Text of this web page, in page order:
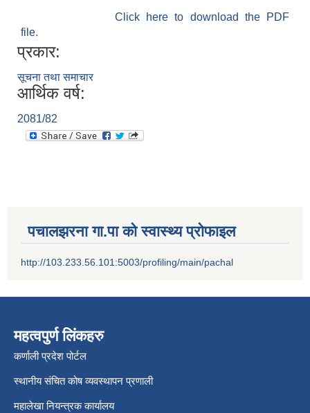
Click here to download the PDF
file.
प्रकार:
सूचना तथा समाचार
आर्थिक वर्ष:
2081/82
पचालझरना गा.पा को स्वास्थ्य प्रोफाइल
http://103.233.56.101:5003/profiling/main/pachal
महत्वपुर्ण लिंकहरु
कर्णाली प्रदेश पोर्टल
स्थानीय संचित कोष व्यवस्थापन प्रणाली
महालेखा नियन्त्रक कार्यालय